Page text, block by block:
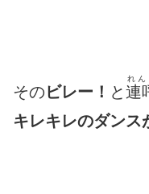
その ビレー！ と連
れん
キレキレのダンス